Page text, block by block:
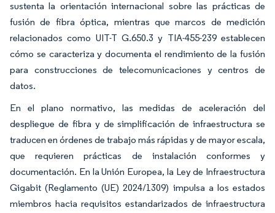
sustenta la orientación internacional sobre las prácticas de
fusión de fibra óptica, mientras que marcos de medición
relacionados como UIT-T G.650.3 y TIA-455-239 establecen
cómo se caracteriza y documenta el rendimiento de la fusión
para construcciones de telecomunicaciones y centros de
datos.
En el plano normativo, las medidas de aceleración del
despliegue de fibra y de simplificación de infraestructura se
traducen en órdenes de trabajo más rápidas y de mayor escala,
que requieren prácticas de instalación conformes y
documentación. En la Unión Europea, la Ley de Infraestructura
Gigabit (Reglamento (UE) 2024/1309) impulsa a los estados
miembros hacia requisitos estandarizados de infraestructura